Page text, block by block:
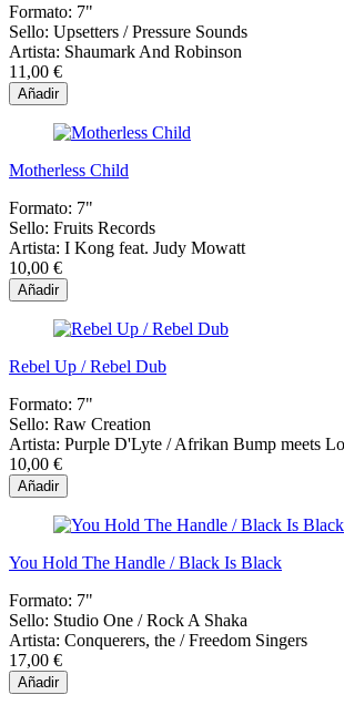
Formato: 7"
Sello: Upsetters / Pressure Sounds
Artista: Shaumark And Robinson
11,00 €
Añadir
Motherless Child
Formato: 7"
Sello: Fruits Records
Artista: I Kong feat. Judy Mowatt
10,00 €
Añadir
Rebel Up / Rebel Dub
Formato: 7"
Sello: Raw Creation
Artista: Purple D'Lyte / Afrikan Bump meets
10,00 €
Añadir
You Hold The Handle / Black Is Black
Formato: 7"
Sello: Studio One ‎/ Rock A Shaka
Artista: Conquerers, the / Freedom Singers
17,00 €
Añadir